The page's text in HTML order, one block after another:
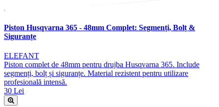
Piston Husqvarna 365 - 48mm Complet: Segmenți, Bolț &
Siguranțe
ELEFANT
Piston complet de 48mm pentru drujba Husqvarna 365. Include
segmenți, bolț și siguranțe. Material rezistent pentru utilizare
profesională intensă.
30 Lei